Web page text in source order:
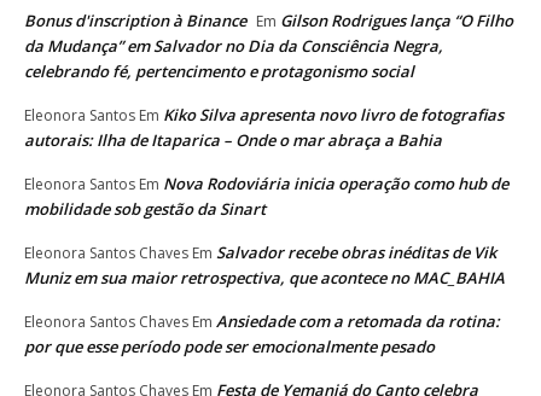
Bonus d'inscription à Binance Em Gilson Rodrigues lança “O Filho
da Mudança” em Salvador no Dia da Consciência Negra,
celebrando fé, pertencimento e protagonismo social
Eleonora Santos Em Kiko Silva apresenta novo livro de fotografias
autorais: Ilha de Itaparica – Onde o mar abraça a Bahia
Eleonora Santos Em Nova Rodoviária inicia operação como hub de
mobilidade sob gestão da Sinart
Eleonora Santos Chaves Em Salvador recebe obras inéditas de Vik
Muniz em sua maior retrospectiva, que acontece no MAC_BAHIA
Eleonora Santos Chaves Em Ansiedade com a retomada da rotina:
por que esse período pode ser emocionalmente pesado
Eleonora Santos Chaves Em Festa de Yemanjá do Canto celebra